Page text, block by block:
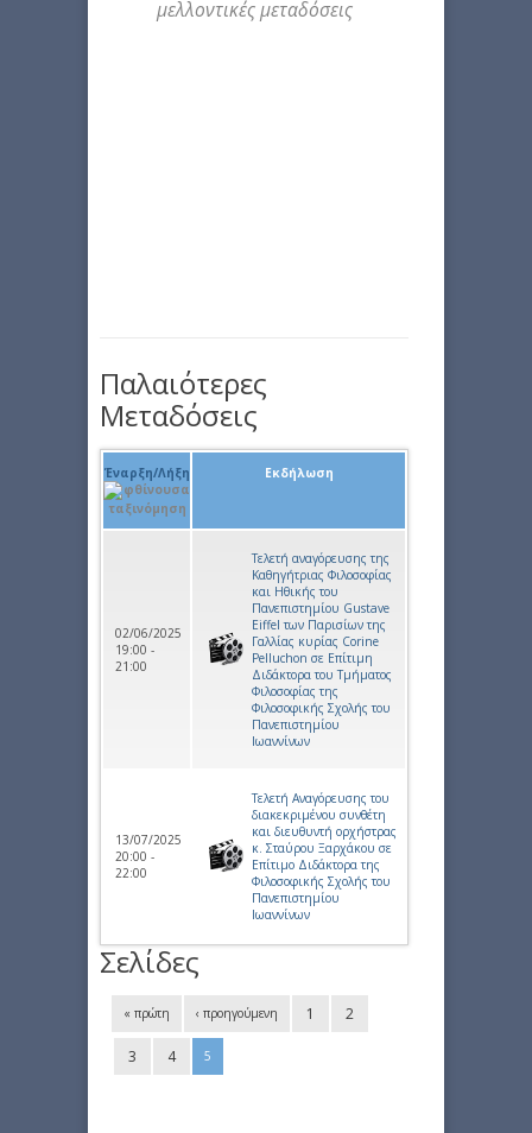
μελλοντικές μεταδόσεις
Παλαιότερες
Μεταδόσεις
Έναρξη/Λήξη Εκδήλωση
02/06/2025
19:00 -
21:00
Τελετή αναγόρευσης της
Καθηγήτριας Φιλοσοφίας
και Ηθικής του
Πανεπιστημίου Gustave
Eiffel των Παρισίων της
Γαλλίας κυρίας Corine
Pelluchon σε Επίτιμη
Διδάκτορα του Τμήματος
Φιλοσοφίας της
Φιλοσοφικής Σχολής του
Πανεπιστημίου
Ιωαννίνων
13/07/2025
20:00 -
22:00
Τελετή Αναγόρευσης του
διακεκριμένου συνθέτη
και διευθυντή ορχήστρας
κ. Σταύρου Ξαρχάκου σε
Επίτιμο Διδάκτορα της
Φιλοσοφικής Σχολής του
Πανεπιστημίου
Ιωαννίνων
Σελίδες
« πρώτη ‹ προηγούμενη 1 2
3 4 5